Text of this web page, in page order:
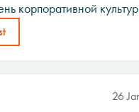
корпоративной
26